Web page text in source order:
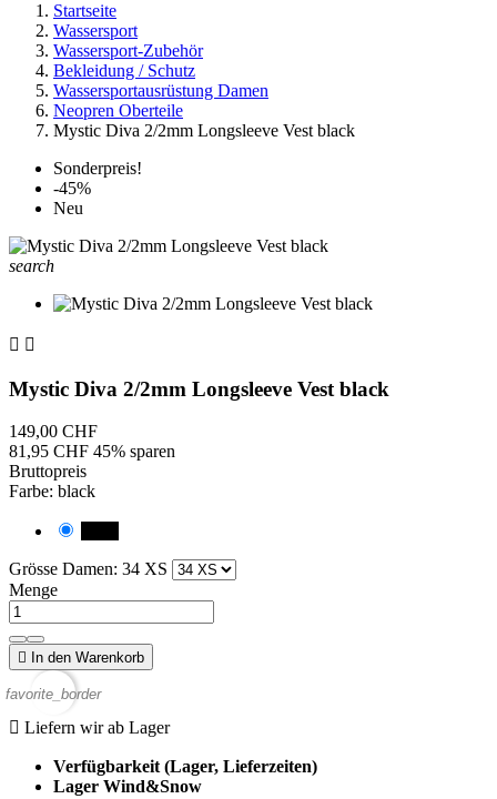
Startseite
Wassersport
Wassersport-Zubehör
Bekleidung / Schutz
Wassersportausrüstung Damen
Neopren Oberteile
Mystic Diva 2/2mm Longsleeve Vest black
Sonderpreis!
-45%
Neu
search
 
Mystic Diva 2/2mm Longsleeve Vest black
149,00 CHF
81,95 CHF 45% sparen
Bruttopreis
Farbe: black
Grösse Damen: 34 XS
Menge
 In den Warenkorb
favorite_border
 Liefern wir ab Lager
Verfügbarkeit (Lager, Lieferzeiten)
Lager Wind&Snow